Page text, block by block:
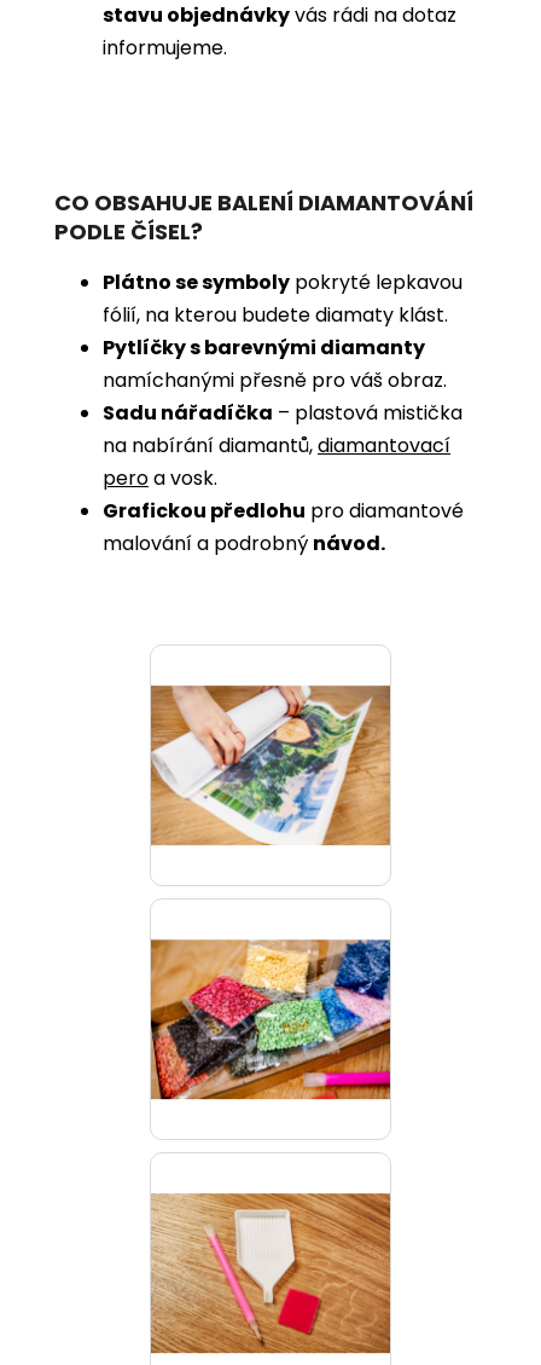
stavu objednávkyvás rádi na dotaz
informujeme.
CO OBSAHUJE BALENÍ DIAMANTOVÁNÍ
PODLE ČÍSEL?
Plátno se symboly pokryté lepkavou
fólií, na kterou budete diamaty klást.
Pytlíčky s barevnými diamanty
namíchanými přesně pro váš obraz.
Sadu nářadíčka – plastová mistička
na nabírání diamantů,diamantovací
peroa vosk.
Grafickou předlohu pro diamantové
malování a podrobný návod.